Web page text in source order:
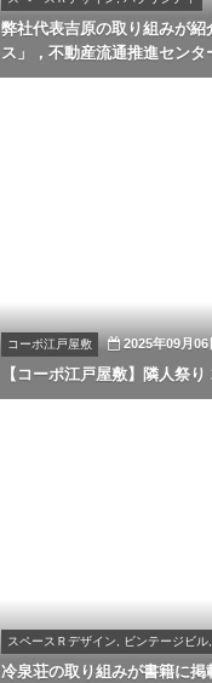
弊社代表吉原の取り組みが
ス」，不動産流通推進センタ
コーポ江戸屋敷 2025年09月06
【コーポ江戸屋敷】隣人祭り
スペースＲデザイン, ビンテージビ
冷泉荘の取り組みが書籍に